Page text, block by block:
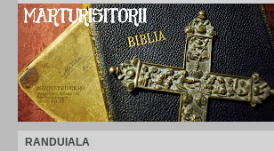
RANDUIALA